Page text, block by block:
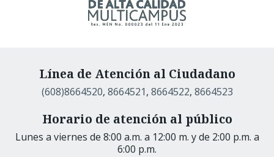
Línea de Atención al Ciudadano
(608)8664520, 8664521, 8664522, 8664523
Horario de atención al público
Lunes a viernes de 8:00 a.m. a 12:00 m. y de 2:00 p.m. a
6:00 p.m.